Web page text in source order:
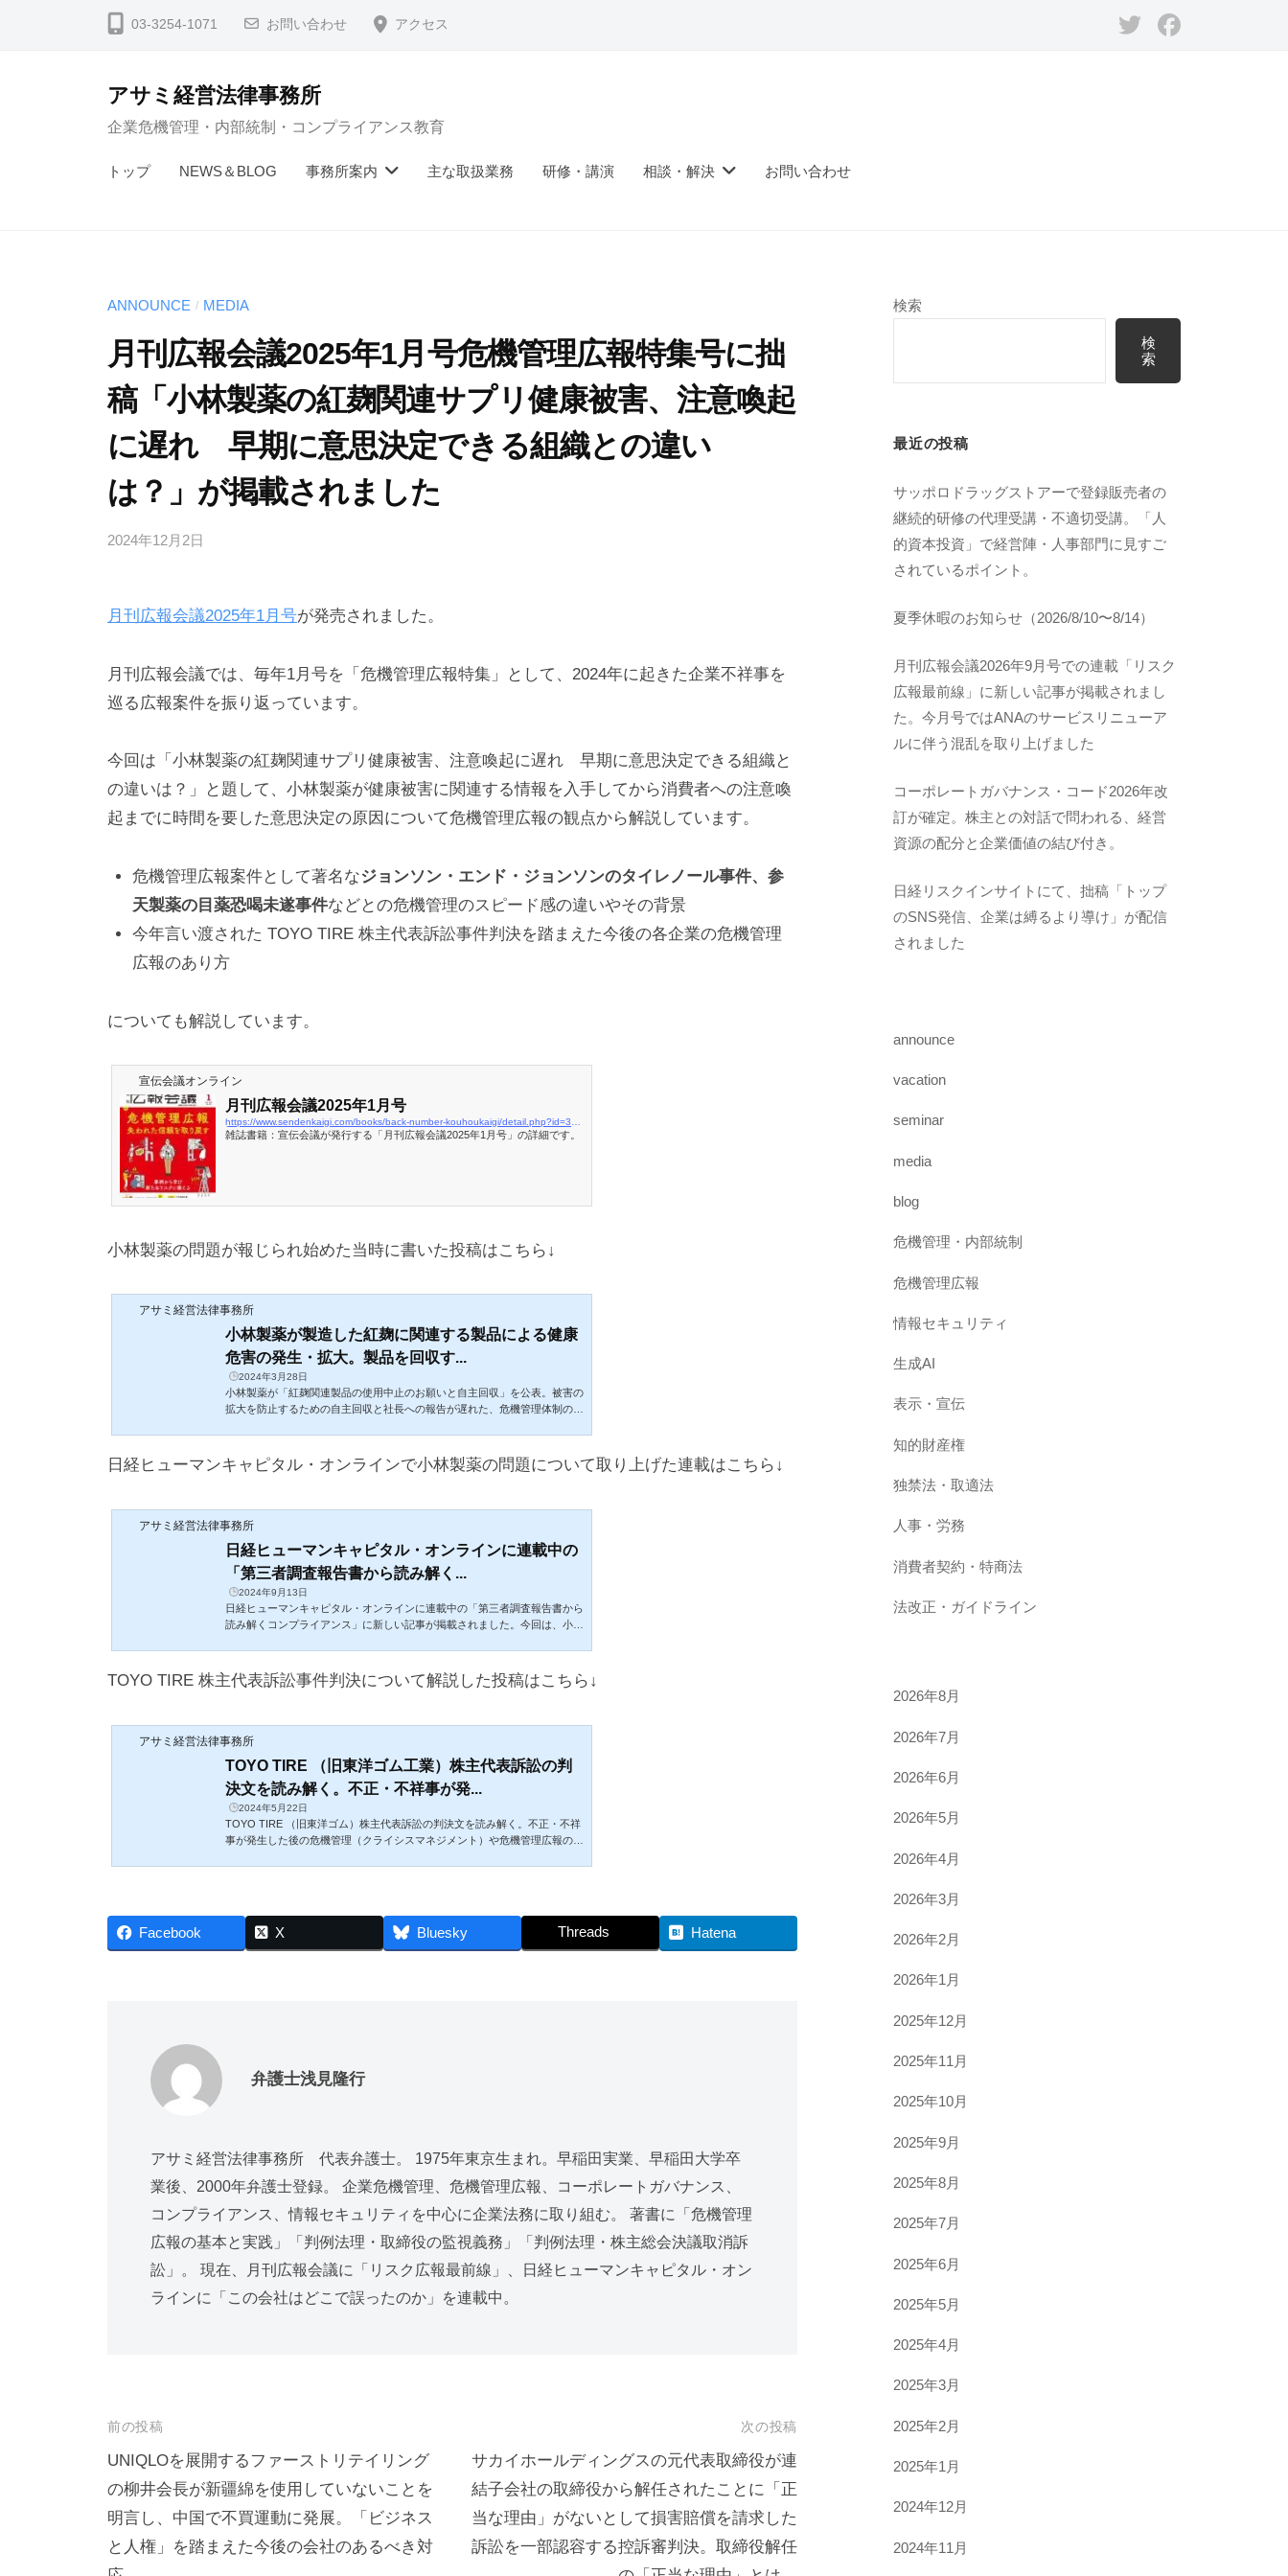
03-3254-1071 お問い合わせ アクセス TwitterFacebook
アサミ経営法律事務所
企業危機管理・内部統制・コンプライアンス教育
トップ NEWS＆BLOG 事務所案内 主な取扱業務 研修・講演 相談・解決 お問い合わせ
ANNOUNCE / MEDIA
月刊広報会議2025年1月号危機管理広報特集号に拙
稿「小林製薬の紅麹関連サプリ健康被害、注意喚起
に遅れ 早期に意思決定できる組織との違い
は？」が掲載されました
2024年12月2日
護
浅
見
月刊広報会議2025年1月号が発売されました。
月刊広報会議では、毎年1月号を「危機管理広報特集」として、2024年に起きた企業不祥事を
巡る広報案件を振り返っています。
今回は「小林製薬の紅麹関連サプリ健康被害、注意喚起に遅れ 早期に意思決定できる組織と
の違いは？」と題して、小林製薬が健康被害に関連する情報を入手してから消費者への注意喚
起までに時間を要した意思決定の原因について危機管理広報の観点から解説しています。
危機管理広報案件として著名なジョンソン・エンド・ジョンソンのタイレノール事件、参
天製薬の目薬恐喝未遂事件などとの危機管理のスピード感の違いやその背景
今年言い渡された TOYO TIRE 株主代表訴訟事件判決を踏まえた今後の各企業の危機管理
広報のあり方
についても解説しています。
宣伝会議オンライン
月刊広報会議2025年1月号
雑誌書籍：宣伝会議が発行する「月刊広報会議2025年1月号」の詳細です。
小林製薬の問題が報じられ始めた当時に書いた投稿はこちら↓
アサミ経営法律事務所
小林製薬が製造した紅麹に関連する製品による健康
危害の発生・拡大。製品を回収す...
2024年3月28日
小林製薬が「紅麹関連製品の使用中止のお願いと自主回収」を公表。被害の
拡大を防止するための自主回収と社長への報告が遅れた、危機管理体制の機
日経ヒューマンキャピタル・オンラインで小林製薬の問題について取り上げた連載はこちら↓
アサミ経営法律事務所
日経ヒューマンキャピタル・オンラインに連載中の
「第三者調査報告書から読み解く...
2024年9月13日
日経ヒューマンキャピタル・オンラインに連載中の「第三者調査報告書から
読み解くコンプライアンス」に新しい記事が掲載されました。今回は、小林
で、両面から法的な問題点、危機管理の問題点を取り上げました。https://pr
oject.nikkeibp.co.jp/HumanCapital/atcl/column/00079/090600020
TOYO TIRE 株主代表訴訟事件判決について解説した投稿はこちら↓
アサミ経営法律事務所
TOYO TIRE （旧東洋ゴム工業）株主代表訴訟の判
決文を読み解く。不正・不祥事が発...
2024年5月22日
TOYO TIRE （旧東洋ゴム）株主代表訴訟の判決文を読み解く。不正・不祥
事が発生した後の危機管理（クライシスマネジメント）や危機管理広報の際
Facebook X Bluesky Threads Hatena
弁護士浅見隆行
アサミ経営法律事務所 代表弁護士。 1975年東京生まれ。早稲田実業、早稲田大学卒
業後、2000年弁護士登録。 企業危機管理、危機管理広報、コーポレートガバナンス、
コンプライアンス、情報セキュリティを中心に企業法務に取り組む。 著書に「危機管理
広報の基本と実践」「判例法理・取締役の監視義務」「判例法理・株主総会決議取消訴
訟」。 現在、月刊広報会議に「リスク広報最前線」、日経ヒューマンキャピタル・オン
ラインに「この会社はどこで誤ったのか」を連載中。
投
稿
ナ
ビ
ゲ
前の投稿
UNIQLOを展開するファーストリテイリング
の柳井会長が新疆綿を使用していないことを
明言し、中国で不買運動に発展。「ビジネス
と人権」を踏まえた今後の会社のあるべき対
次の投稿
サカイホールディングスの元代表取締役が連
結子会社の取締役から解任されたことに「正
当な理由」がないとして損害賠償を請求した
訴訟を一部認容する控訴審判決。取締役解任
検索
検
索
最近の投稿
サッポロドラッグストアーで登録販売者の
継続的研修の代理受講・不適切受講。「人
的資本投資」で経営陣・人事部門に見すご
されているポイント。
夏季休暇のお知らせ（2026/8/10〜8/14）
月刊広報会議2026年9月号での連載「リスク
広報最前線」に新しい記事が掲載されまし
た。今月号ではANAのサービスリニューア
ルに伴う混乱を取り上げました
コーポレートガバナンス・コード2026年改
訂が確定。株主との対話で問われる、経営
資源の配分と企業価値の結び付き。
日経リスクインサイトにて、拙稿「トップ
のSNS発信、企業は縛るより導け」が配信
されました
announce
vacation
seminar
media
blog
危機管理・内部統制
危機管理広報
情報セキュリティ
生成AI
表示・宣伝
知的財産権
独禁法・取適法
人事・労務
消費者契約・特商法
法改正・ガイドライン
2026年8月
2026年7月
2026年6月
2026年5月
2026年4月
2026年3月
2026年2月
2026年1月
2025年12月
2025年11月
2025年10月
2025年9月
2025年8月
2025年7月
2025年6月
2025年5月
2025年4月
2025年3月
2025年2月
2025年1月
2024年12月
2024年11月